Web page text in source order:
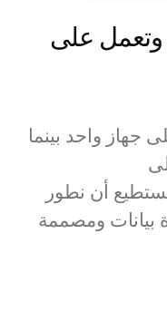
وتعمل على
جهاز واحد بينما
أن نطور
بيانات ومصممة